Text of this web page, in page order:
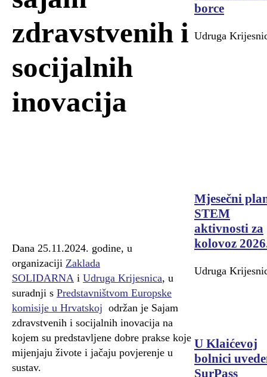
zdravstvenih i
socijalnih
inovacija
Dana 25.11.2024. godine, u
organizaciji Zaklada
SOLIDARNA i Udruga Krijesnica, u
suradnji s Predstavništvom Europske
komisije u Hrvatskoj održan je Sajam
zdravstvenih i socijalnih inovacija na
kojem su predstavljene dobre prakse koje
mijenjaju živote i jačaju povjerenje u
sustav.
borce
Udruga
Mjesečni
STEM
aktivnosti za
kolovoz
Udruga
U Klaićevoj
bolnici
SurPass